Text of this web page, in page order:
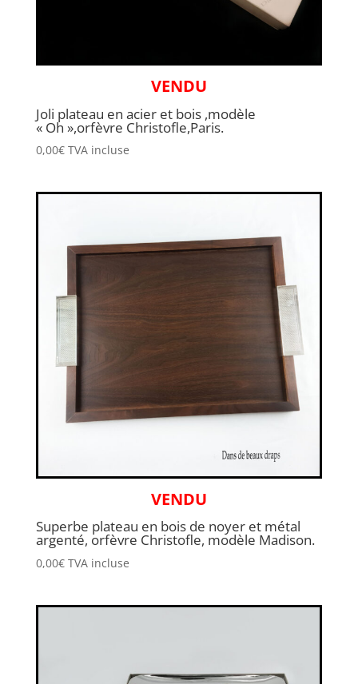
VENDU
Joli plateau en acier et bois ,modèle
« Oh »,orfèvre Christofle,Paris.
0,00€ TVA incluse
VENDU
Superbe plateau en bois de noyer et métal
argenté, orfèvre Christofle, modèle Madison.
0,00€ TVA incluse